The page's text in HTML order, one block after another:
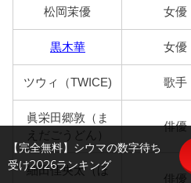
松岡茉優 女優
黒木華 女優
ツウィ（TWICE) 歌手
眞栄田郷敦（ま
えだごうどん）
俳優
細田佳央太（ほ
俳優
【完全無料】シウマの数字待ち
受け2026ランキング